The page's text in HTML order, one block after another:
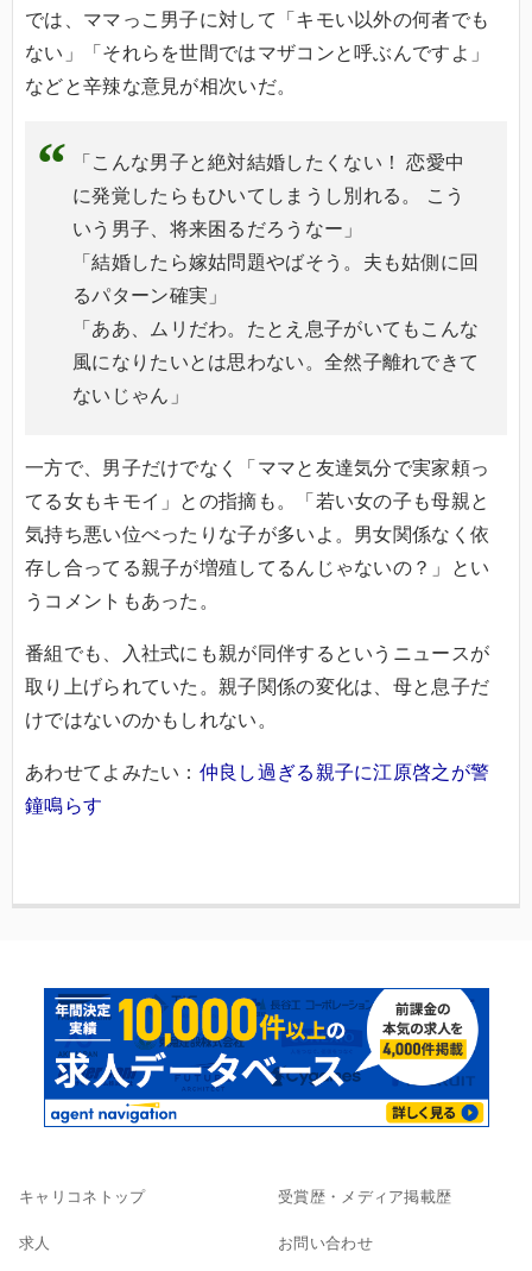
では、ママっこ男子に対して「キモい以外の何者でも
ない」「それらを世間ではマザコンと呼ぶんですよ」
などと辛辣な意見が相次いだ。
「こんな男子と絶対結婚したくない！ 恋愛中
に発覚したらもひいてしまうし別れる。 こう
いう男子、将来困るだろうなー」
「結婚したら嫁姑問題やばそう。夫も姑側に回
るパターン確実」
「ああ、ムリだわ。たとえ息子がいてもこんな
風になりたいとは思わない。全然子離れできて
ないじゃん」
一方で、男子だけでなく「ママと友達気分で実家頼っ
てる女もキモイ」との指摘も。「若い女の子も母親と
気持ち悪い位べったりな子が多いよ。男女関係なく依
存し合ってる親子が増殖してるんじゃないの？」とい
うコメントもあった。
番組でも、入社式にも親が同伴するというニュースが
取り上げられていた。親子関係の変化は、母と息子だ
けではないのかもしれない。
あわせてよみたい： 仲良し過ぎる親子に江原啓之が警
鐘鳴らす
キャリコネトップ
求人
受賞歴・メディア掲載歴
お問い合わせ